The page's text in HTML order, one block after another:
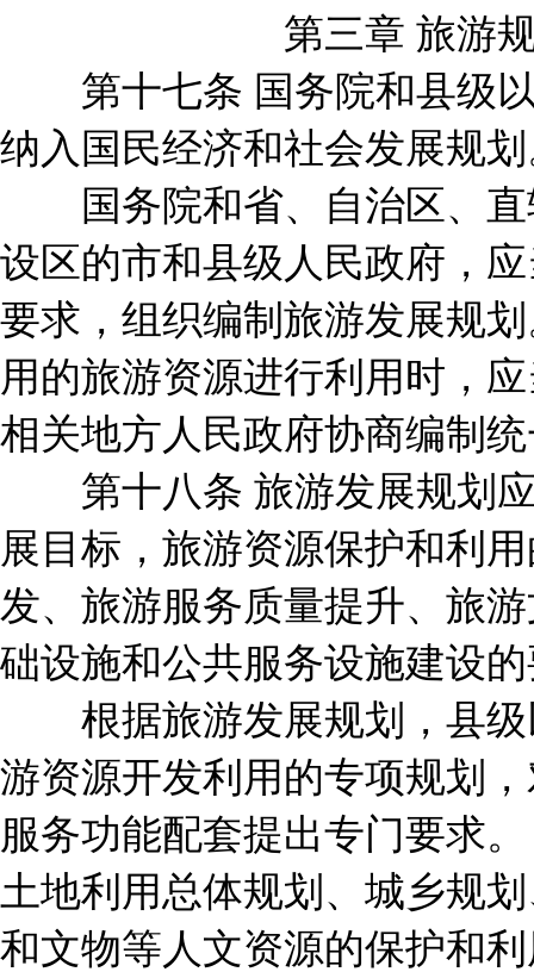
第三章 旅游规划
第十七条 国务院和县级以
纳入国民经济和社会发展规
国务院和省、自治区、直
设区的市和县级人民政府，
要求，组织编制旅游发展规
用的旅游资源进行利用时，
相关地方人民政府协商编制
第十八条 旅游发展规划应
展目标，旅游资源保护和利
发、旅游服务质量提升、旅
础设施和公共服务设施建设
根据旅游发展规划，县级
游资源开发利用的专项规划
服务功能配套提出专门要
土地利用总体规划、城乡规
和文物等人文资源的保护和